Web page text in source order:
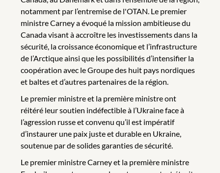
notamment par l’entremise de l'OTAN. Le premier
ministre Carney a évoqué la mission ambitieuse du
Canada visant à accroître les investissements dans la
sécurité, la croissance économique et l’infrastructure
de l’Arctique ainsi que les possibilités d’intensifier la
coopération avec le Groupe des huit pays nordiques
et baltes et d’autres partenaires de la région.
Le premier ministre et la première ministre ont
réitéré leur soutien indéfectible à l’Ukraine face à
l’agression russe et convenu qu’il est impératif
d’instaurer une paix juste et durable en Ukraine,
soutenue par de solides garanties de sécurité.
Le premier ministre Carney et la première ministre